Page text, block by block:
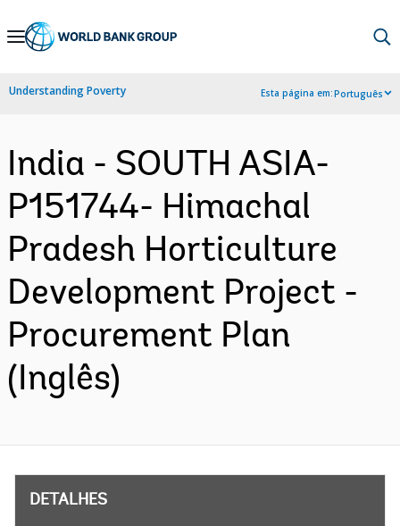
Skip
Navigation
Understanding Poverty Esta página em:Português
India - SOUTH ASIA-
P151744- Himachal
Pradesh Horticulture
Development Project -
Procurement Plan
(Inglês)
DETALHES